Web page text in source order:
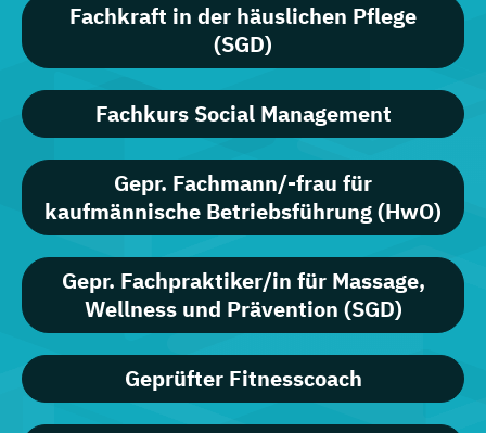
Fachkraft in der häuslichen Pflege
(SGD)
Fachkurs Social Management
Gepr. Fachmann/-frau für
kaufmännische Betriebsführung (HwO)
Gepr. Fachpraktiker/in für Massage,
Wellness und Prävention (SGD)
Geprüfter Fitnesscoach